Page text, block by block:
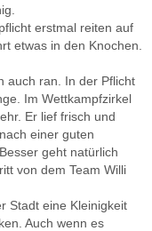
erstmal reiten auf
etwas in den Knochen.
auch ran. In der Pflicht
Im Wettkampfzirkel
Er lief frisch und
einer guten
geht natürlich
von dem Team Willi
Stadt eine Kleinigkeit
Auch wenn es